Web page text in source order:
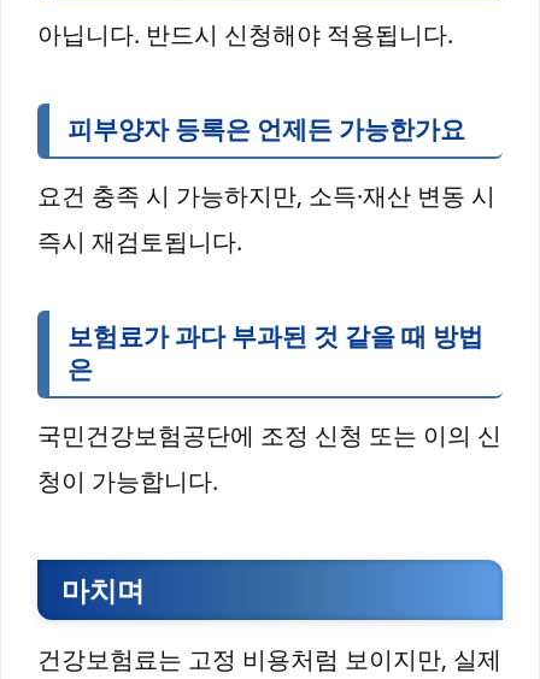
아닙니다. 반드시 신청해야 적용됩니다.
피부양자 등록은 언제든 가능한가요
요건 충족 시 가능하지만, 소득·재산 변동 시
즉시 재검토됩니다.
보험료가 과다 부과된 것 같을 때 방법
은
국민건강보험공단에 조정 신청 또는 이의 신
청이 가능합니다.
마치며
건강보험료는 고정 비용처럼 보이지만, 실제